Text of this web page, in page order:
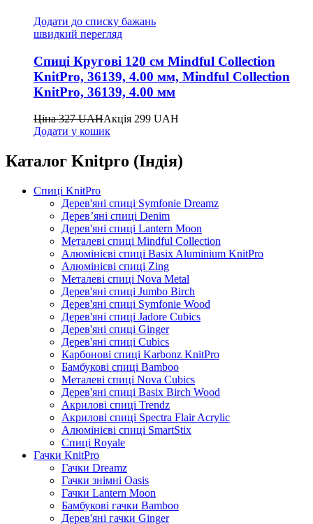
Додати до списку бажань
швидкий перегляд
Спиці Кругові 120 см Mindful Collection
KnitPro, 36139, 4.00 мм, Mindful Collection
KnitPro, 36139, 4.00 мм
Ціна327UAHАкція 299 UAH
Додати у кошик
Каталог Knitpro (Індія)
Спиці KnitPro
Дерев'яні спиці Symfonie Dreamz
Дерев’яні спиці Denim
Дерев'яні спиці Lantern Moon
Металеві спиці Mindful Collection
Алюмінієві спиці Basix Aluminium KnitPro
Алюмінієві спиці Zing
Металеві спиці Nova Metal
Дерев'яні спиці Jumbo Birch
Дерев'яні спиці Symfonie Wood
Дерев'яні спиці Jadore Cubics
Дерев'яні спиці Ginger
Дерев'яні спиці Cubics
Карбонові спиці Karbonz KnitPro
Бамбукові спиці Bamboo
Металеві спиці Nova Cubics
Дерев'яні спиці Basix Birch Wood
Акрилові спиці Trendz
Акрилові спиці Spectra Flair Acrylic
Алюмінієві спиці SmartStix
Спиці Royale
Гачки KnitPro
Гачки Dreamz
Гачки знімні Oasis
Гачки Lantern Moon
Бамбукові гачки Bamboo
Дерев'яні гачки Ginger